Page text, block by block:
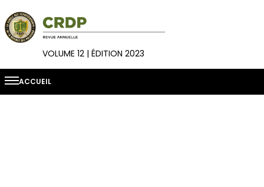
VOLUME 12 | ÉDITION 2023
ACCUEIL